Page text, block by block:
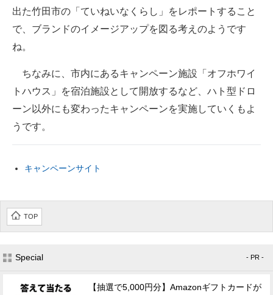
出た竹田市の「ていねいなくらし」をレポートすること
で、ブランドのイメージアップを図る考えのようです
ね。
ちなみに、市内にあるキャンペーン施設「オフホワイ
トハウス」を宿泊施設として開放するなど、ハト型ドロ
ーン以外にも変わったキャンペーンを実施していくもよ
うです。
キャンペーンサイト
TOP
Special - PR -
【抽選で5,000円分】Amazonギフトカードが